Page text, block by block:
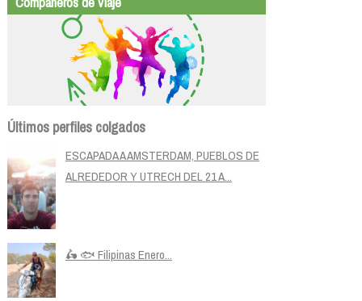
Últimos perfiles colgados
ESCAPADA A AMSTERDAM, PUEBLOS DE
ALREDEDOR Y UTRECH DEL 21 A...
🛵 🐟 Filipinas Enero...